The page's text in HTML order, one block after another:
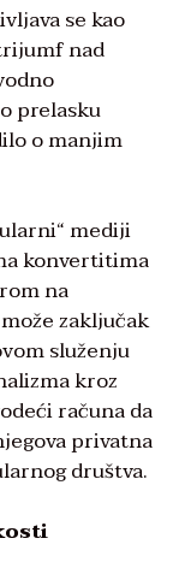
se kao
nad
prelasku
o manjim
mediji
konvertitima
na
zaključak
služenju
kroz
računa da
privatna
društva.